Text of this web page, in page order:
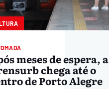
meses de espera, a
chega até o
de Porto Alegre